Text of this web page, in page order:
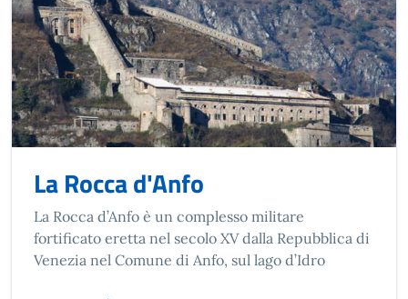
La Rocca d'Anfo
La Rocca d’Anfo è un complesso militare
fortificato eretta nel secolo XV dalla Repubblica di
Venezia nel Comune di Anfo, sul lago d’Idro